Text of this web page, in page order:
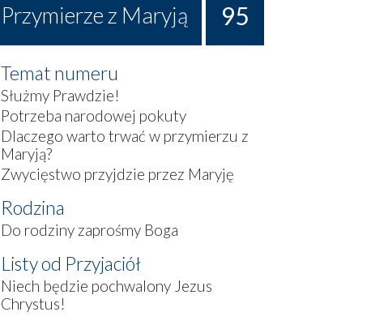
Przymierze z Maryją 95
Temat numeru
Służmy Prawdzie!
Potrzeba narodowej pokuty
Dlaczego warto trwać w przymierzu z
Maryją?
Zwycięstwo przyjdzie przez Maryję
Rodzina
Do rodziny zaprośmy Boga
Listy od Przyjaciół
Niech będzie pochwalony Jezus
Chrystus!